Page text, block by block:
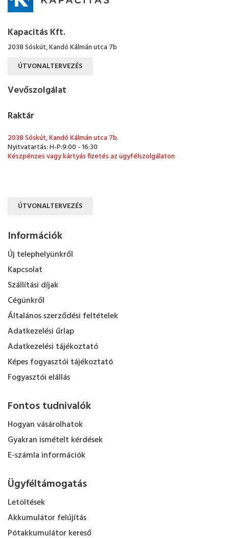
Kapacitás Kft.
2038 Sóskút, Kandó Kálmán utca 7b
ÚTVONALTERVEZÉS
Vevőszolgálat
Raktár
2038 Sóskút, Kandó Kálmán utca 7b.
Nyitvatartás: H-P:9:00 - 16:30
Készpénzes vagy kártyás fizetés az ügyfélszolgálaton
ÚTVONALTERVEZÉS
Információk
Új telephelyünkről
Kapcsolat
Szállítási díjak
Cégünkről
Általános szerződési feltételek
Adatkezelési űrlap
Adatkezelési tájékoztató
Képes fogyasztói tájékoztató
Fogyasztói elállás
Fontos tudnivalók
Hogyan vásárolhatok
Gyakran ismételt kérdések
E-számla információk
Ügyféltámogatás
Letöltések
Akkumulátor felújítás
Pótakkumulátor kereső